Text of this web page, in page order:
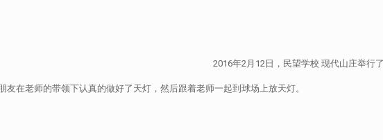
2016年2月12日，民望学校 现代山庄举行了
在老师的带领下认真的做好了天灯，然后跟着老师一起到球场上放天灯。